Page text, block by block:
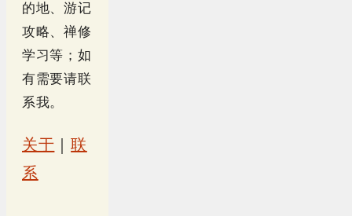
的地、游记
攻略、禅修
学习等；如
有需要请联
系我。
关于 ｜联
系